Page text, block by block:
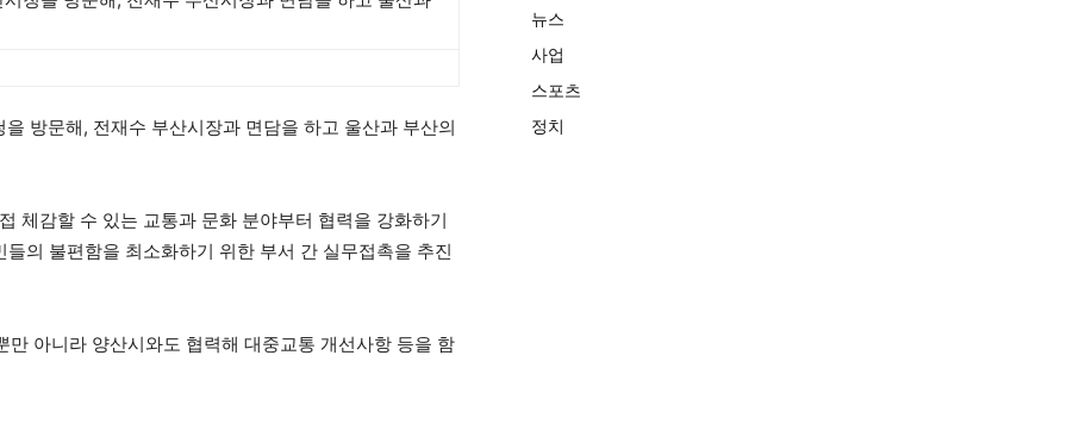
방문해, 전재수 부산시장과 면담을 하고 울산과 부산의
체감할 수 있는 교통과 문화 분야부터 협력을 강화하기
의 불편함을 최소화하기 위한 부서 간 실무접촉을 추진
아니라 양산시와도 협력해 대중교통 개선사항 등을 함
뉴스
사업
스포츠
정치